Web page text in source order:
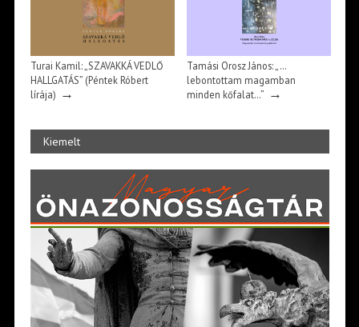
Turai Kamil: „SZAVAKKÁ VEDLŐ
HALLGATÁS” (Péntek Róbert
lírája) →
Tamási Orosz János: „…
lebontottam magamban
minden kőfalat…” →
Kiemelt